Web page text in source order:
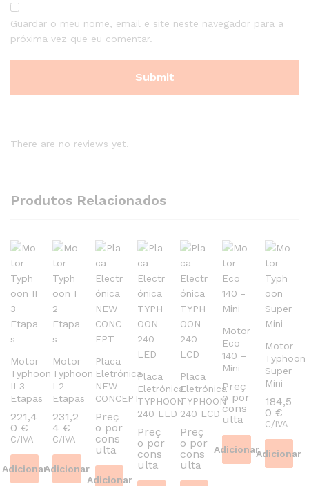
Guardar o meu nome, email e site neste navegador para a
próxima vez que eu comentar.
There are no reviews yet.
Produtos Relacionados
Motor
Typhoon
II 3
Etapas
221,4
0 €
C/IVA
Adicionar
Motor
Typhoon
I 2
Etapas
231,2
4€
C/IVA
Adicionar
Placa
Eletrónica
NEW
CONCEPT
Preç
o por
cons
ulta
Adicionar
Placa
Eletrónica
TYPHOON
240 LED
Preç
o por
cons
ulta
Placa
Eletrónica
TYPHOON
240 LCD
Preç
o por
cons
ulta
Motor
Eco
140 –
Mini
Preç
o por
cons
ulta
Adicionar
Motor
Typhoon
Super
Mini
184,5
0 €
C/IVA
Adicionar